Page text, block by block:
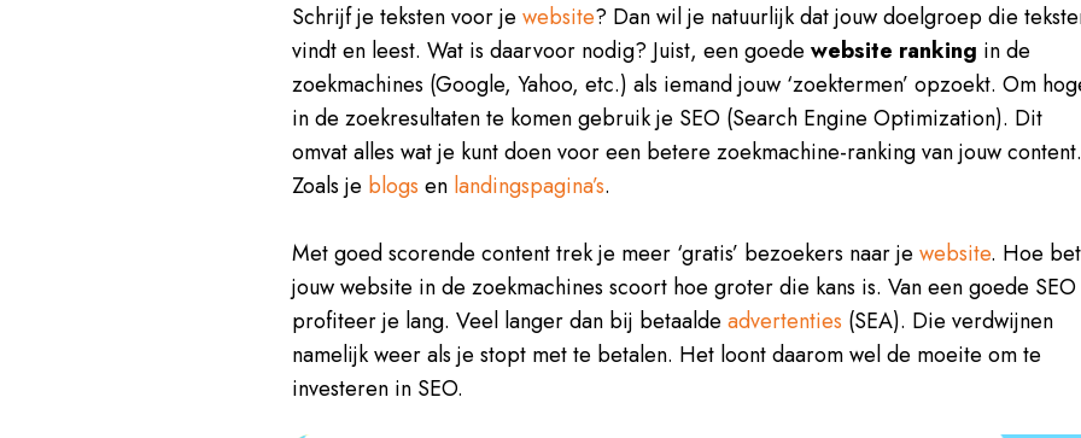
Schrijf je teksten voor jewebsite? Dan wil je natuurlijk dat jouw doelgroep die
vindt en leest. Wat is daarvoor nodig? Juist, een goedewebsite ranking in de
zoekmachines (Google, Yahoo, etc.) als iemand jouw ‘zoektermen’ opzoekt. Om
in de zoekresultaten te komen gebruik je SEO (Search Engine Optimization). Dit
omvat alles wat je kunt doen voor een betere zoekmachine-ranking van jouw
Zoals je blogs en landingspagina’s.
Met goed scorende content trek je meer ‘gratis’ bezoekers naar jewebsite. Hoe
jouw website in de zoekmachines scoort hoe groter die kans is. Van een goede SEO
profiteer je lang. Veel langer dan bij betaaldeadvertenties (SEA). Die verdwijnen
namelijk weer als je stopt met te betalen. Het loont daarom wel de moeite om te
investeren in SEO.